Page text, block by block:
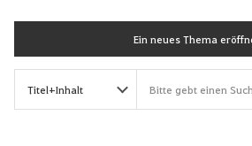
Ein neues Thema